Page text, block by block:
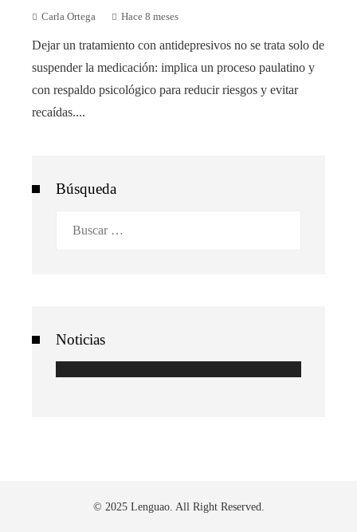
Carla Ortega Hace 8 meses
Dejar un tratamiento con antidepresivos no se trata solo de
suspender la medicación: implica un proceso paulatino y
con respaldo psicológico para reducir riesgos y evitar
recaídas....
Búsqueda
Noticias
© 2025 Lenguao. All Right Reserved.